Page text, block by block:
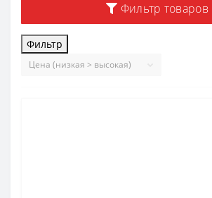
Фильтр товаров
Фильтр